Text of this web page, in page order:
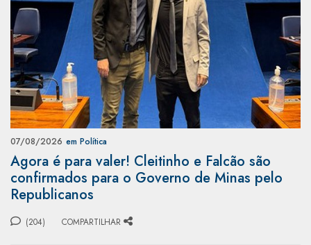
07/08/2026 em Política
Agora é para valer! Cleitinho e Falcão são
confirmados para o Governo de Minas pelo
Republicanos
(204) COMPARTILHAR